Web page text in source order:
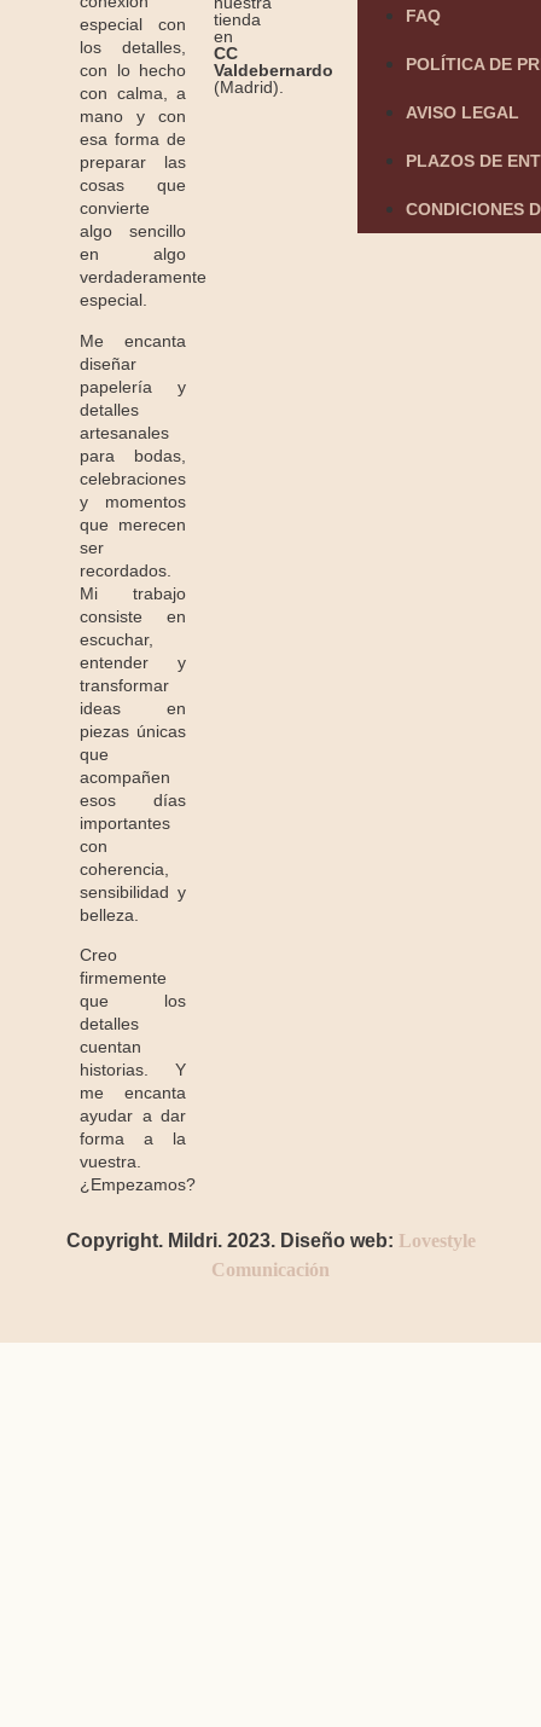
especial con
los detalles,
con lo hecho
con calma, a
mano y con
esa forma de
preparar las
cosas que
convierte
algo sencillo
en algo
verdaderamente
especial.
Me encanta
diseñar
papelería y
detalles
artesanales
para bodas,
celebraciones
y momentos
que merecen
ser
recordados.
Mi trabajo
consiste en
escuchar,
entender y
transformar
ideas en
piezas únicas
que
acompañen
esos días
importantes
con
coherencia,
sensibilidad y
belleza.
Creo
firmemente
que los
detalles
cuentan
historias. Y
me encanta
ayudar a dar
forma a la
vuestra.
¿Empezamos?
tienda
en
CC
Valdebernardo
(Madrid).
FAQ
POLÍTICA DE
AVISO LEGAL
PLAZOS DE
CONDICIONES
Copyright. Mildri. 2023. Diseño web: Lovestyle
Comunicación